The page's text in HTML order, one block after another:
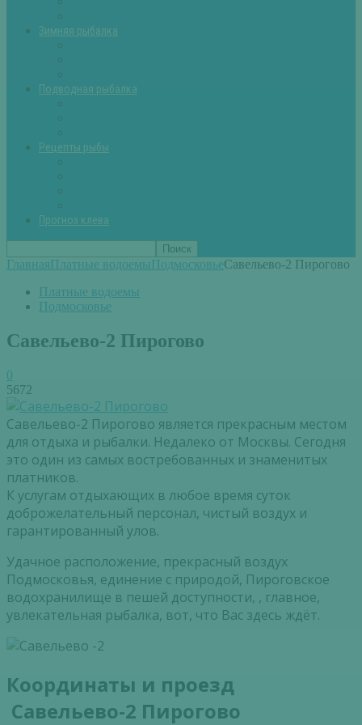
Зимняя рыбалка
Подводная рыбалка
Рецепты рыбы
Прогноз клева
ГлавнаяПлатные водоемыПодмосковьеСавельево-2 Пирогово
Платные водоемы
Подмосковье
Савельево-2 Пирогово
0
5672
Савельево-2 Пирогово является прекрасным местом
для отдыха и рыбалки. Недалеко от Москвы. Сегодня
это один из самых востребованных и знаменитых
платников.
К услугам отдыхающих в любое время суток
доброжелательный персонал, чистый воздух и
гарантированный улов.
Удачное расположение, прекрасный воздух
Подмосковья, единение с природой, Пироговское
водохранилище в пешей доступности, , главное,
увлекательная рыбалка, вот, что Вас здесь ждёт.
Координаты и проезд
Савельево-2 Пирогово